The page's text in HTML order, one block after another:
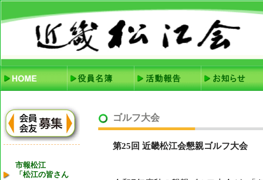
市報松江
「松江の皆さん
ゴルフ大会
第25回 近畿松江会懇親ゴルフ大会